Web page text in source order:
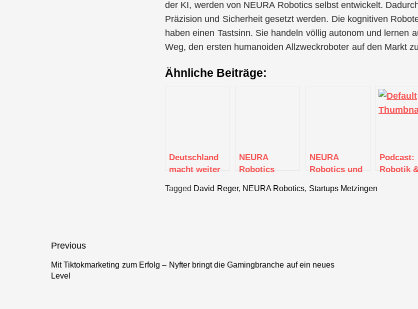
der KI, werden von NEURA Robotics selbst entwickelt.
Präzision und Sicherheit gesetzt werden. Die kognitiven
haben einen Tastsinn. Sie handeln völlig autonom und lernen
Weg, den ersten humanoiden Allzweckroboter auf den Markt
Ähnliche Beiträge:
Deutschland
macht weiter
Zukunft:
frisches
NEURA
Robotics
Millionen Euro
humanoiden
NEURA
Robotics und
strategische
Robotern
Podcast:
Robotik
Tagged David Reger, NEURA Robotics, Startups Metzingen
Beitragsnavigation
Previous
Previous
post:
Mit Tiktokmarketing zum Erfolg – Nyfter bringt die Gamingbranche auf ein neues
Level